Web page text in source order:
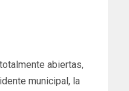
abiertas,
municipal, la